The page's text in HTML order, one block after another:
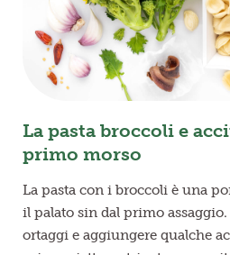
La pasta broccoli e
primo morso
La pasta con i broccoli è una
il palato sin dal primo assaggio.
ortaggi e aggiungere qualche